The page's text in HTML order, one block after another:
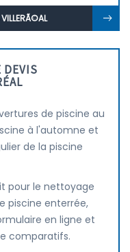
DEVIS
de piscine au
à l'automne et
de la piscine
pour le nettoyage
piscine enterrée,
en ligne et
comparatifs.